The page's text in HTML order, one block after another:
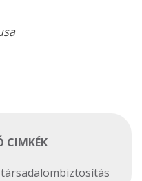
CIMKÉK
társadalombiztosítás